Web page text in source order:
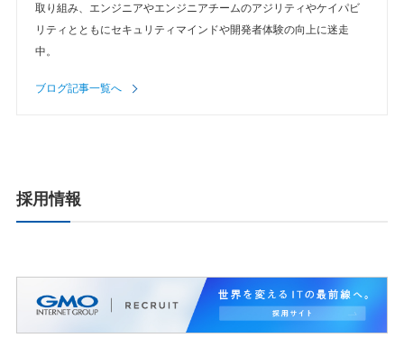
取り組み、エンジニアやエンジニアチームのアジリティやケイパビ
リティとともにセキュリティマインドや開発者体験の向上に迷走
中。
ブログ記事一覧へ
採用情報